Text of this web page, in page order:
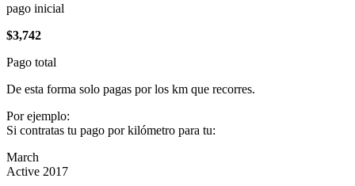
pago inicial
$3,742
Pago total
De esta forma solo pagas por los km que recorres.
Por ejemplo:
Si contratas tu pago por kilómetro para tu:
March
Active 2017